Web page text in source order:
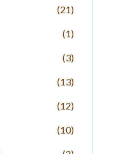
(21)
(1)
(3)
(13)
(12)
(10)